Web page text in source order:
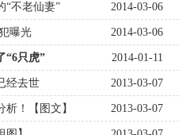
“不老仙妻” 2014-03-06
曝光 2014-03-06
“6只虎” 2014-01-11
经去世 2013-03-07
！【图文】 2013-03-07